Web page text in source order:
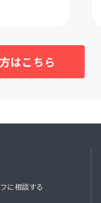
はこちら
に相談する